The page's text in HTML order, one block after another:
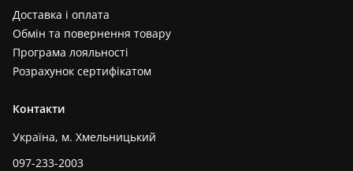
Доставка і оплата
Обмін та повернення товару
Програма лояльності
Розрахунок сертифікатом
Контакти
Україна, м. Хмельницький
097-233-2003